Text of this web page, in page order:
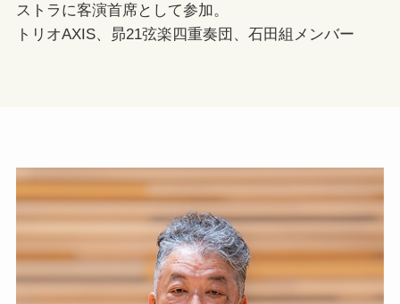
ストラに客演首席として参加。
トリオAXIS、昴21弦楽四重奏団、石田組メンバー